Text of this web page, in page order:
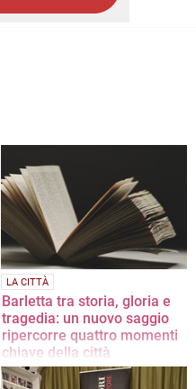
LA CITTÀ
Barletta tra storia, gloria e
tragedia: un nuovo saggio
ripercorre quattro momenti
chiave della città
Il nuovo libro di Francesco Pinto